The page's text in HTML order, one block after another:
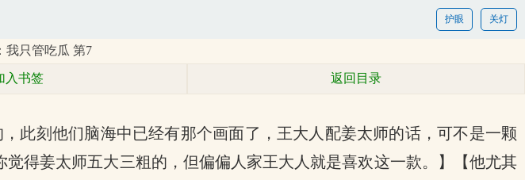
关灯
护眼
我只管吃瓜 第7
入书签 返回目录
此刻他们脑海中已经有那个画面了，王大人配姜太师的话，可不是一颗
得姜太师五大三粗的，但偏偏人家王大人就是喜欢这一款。】【他尤其